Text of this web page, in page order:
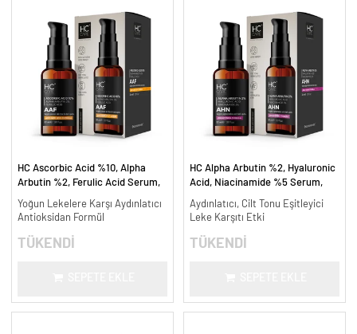
HC Ascorbic Acid %10, Alpha
Arbutin %2, Ferulic Acid Serum,
ml.
Yoğun Lekelere Karşı Aydınlatıcı
Antioksidan Formül
TÜKENDİ
HC Alpha Arbutin %2, Hyaluronic
Acid, Niacinamide %5 Serum,
ml.
Aydınlatıcı, Cilt Tonu Eşitleyici
Leke Karşıtı Etki
TÜKENDİ